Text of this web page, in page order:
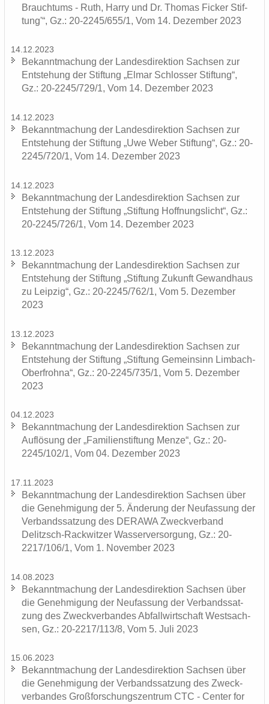
Brauch­tums - Ruth, Harry und Dr. Tho­mas Fi­cker Stif­
tung'“, Gz.: 20-2245/655/1, Vom 14. De­zem­ber 2023
14.12.2023
Be­kannt­ma­chung der Lan­des­di­rek­ti­on Sach­sen zur
Ent­ste­hung der Stif­tung „Elmar Schlos­ser Stif­tung“,
Gz.: 20-2245/729/1, Vom 14. De­zem­ber 2023
14.12.2023
Be­kannt­ma­chung der Lan­des­di­rek­ti­on Sach­sen zur
Ent­ste­hung der Stif­tung „Uwe Weber Stif­tung“, Gz.: 20-
2245/720/1, Vom 14. De­zem­ber 2023
14.12.2023
Be­kannt­ma­chung der Lan­des­di­rek­ti­on Sach­sen zur
Ent­ste­hung der Stif­tung „Stif­tung Hoff­nungs­licht“, Gz.:
20-2245/726/1, Vom 14. De­zem­ber 2023
13.12.2023
Be­kannt­ma­chung der Lan­des­di­rek­ti­on Sach­sen zur
Ent­ste­hung der Stif­tung „Stif­tung Zu­kunft Ge­wand­haus
zu Leip­zig“, Gz.: 20-2245/762/1, Vom 5. De­zem­ber
2023
13.12.2023
Be­kannt­ma­chung der Lan­des­di­rek­ti­on Sach­sen zur
Ent­ste­hung der Stif­tung „Stif­tung Ge­mein­sinn Limbach-​
Oberfrohna“, Gz.: 20-2245/735/1, Vom 5. De­zem­ber
2023
04.12.2023
Be­kannt­ma­chung der Lan­des­di­rek­ti­on Sach­sen zur
Auf­lö­sung der „Fa­mi­li­en­stif­tung Menze“, Gz.: 20-
2245/102/1, Vom 04. De­zem­ber 2023
17.11.2023
Be­kannt­ma­chung der Lan­des­di­rek­ti­on Sach­sen über
die Ge­neh­mi­gung der 5. Än­de­rung der Neu­fas­sung der
Ver­bands­sat­zung des DERA­WA Zweck­ver­band
Delitzsch-​Rackwitzer Was­ser­ver­sor­gung, Gz.: 20-
2217/106/1, Vom 1. No­vem­ber 2023
14.08.2023
Be­kannt­ma­chung der Lan­des­di­rek­ti­on Sach­sen über
die Ge­neh­mi­gung der Neu­fas­sung der Ver­bands­sat­
zung des Zweck­ver­ban­des Ab­fall­wirt­schaft West­sach­
sen, Gz.: 20-2217/113/8, Vom 5. Juli 2023
15.06.2023
Be­kannt­ma­chung der Lan­des­di­rek­ti­on Sach­sen über
die Ge­neh­mi­gung der Ver­bands­sat­zung des Zweck­
ver­ban­des Groß­for­schungs­zen­trum CTC - Cen­ter for